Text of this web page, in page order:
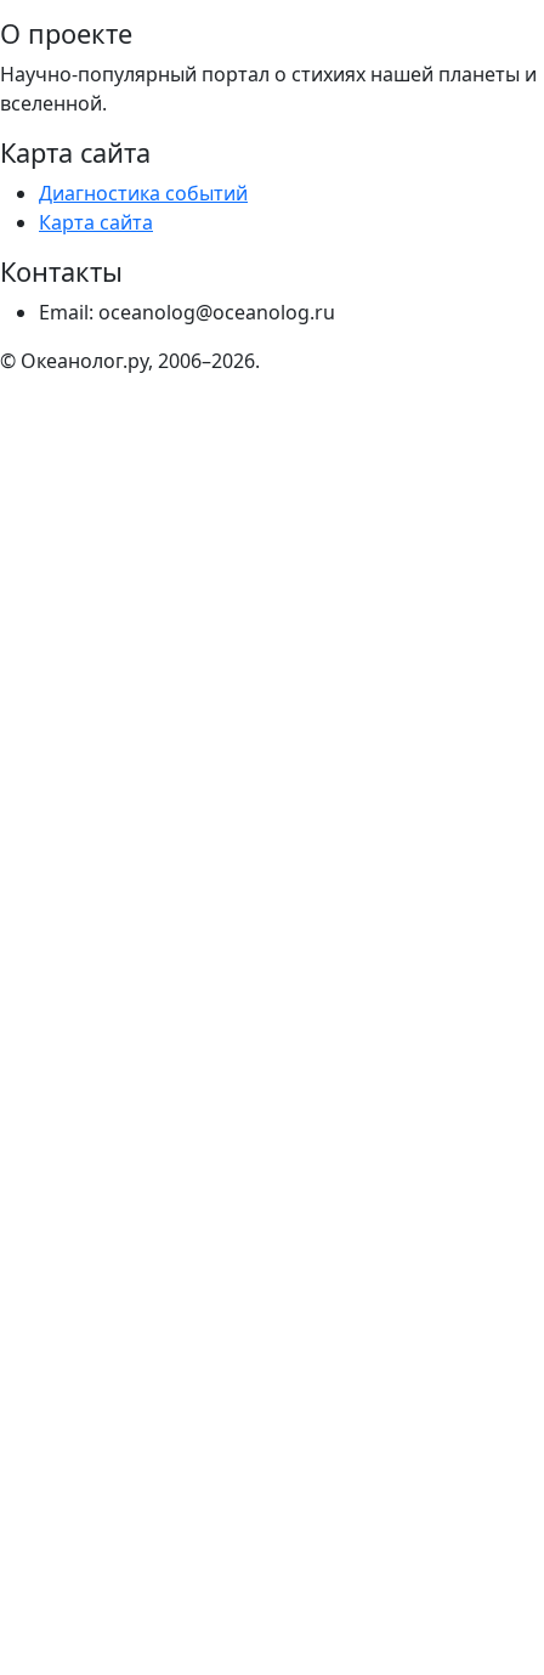
О проекте
Научно-популярный портал о стихиях нашей планеты и
вселенной.
Карта сайта
Диагностика событий
Карта сайта
Контакты
Email: oceanolog@oceanolog.ru
© Океанолог.ру, 2006–2026.